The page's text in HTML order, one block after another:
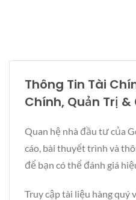
Thông Tin Tài
Chính, Quản Trị &
Quan hệ nhà đầu tư của
cáo, bài thuyết trình và
để bạn có thể đánh giá
Truy cập tài liệu hàng quý